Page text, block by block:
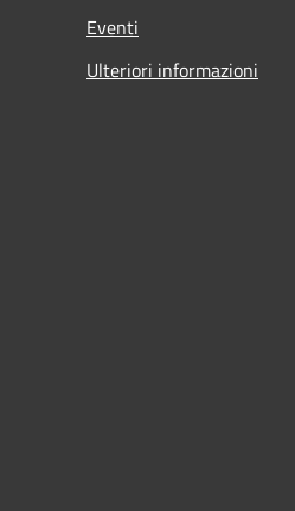
Eventi
Ulteriori informazioni